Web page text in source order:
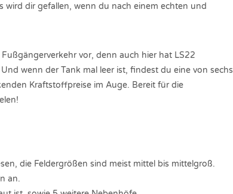
wird dir gefallen, wenn du nach einem echten und
vor, denn auch hier hat LS22
wenn der Tank mal leer ist, findest du eine von sechs
Kraftstoffpreise im Auge. Bereit für die
die Feldergrößen sind meist mittel bis mittelgroß.
an.